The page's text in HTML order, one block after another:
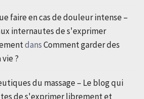
faire en cas de douleur intense –
internautes de s'exprimer
dansComment garder des
?
du massage – Le blog qui
de s'exprimer librement et